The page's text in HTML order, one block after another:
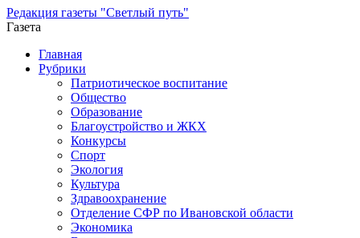
Редакция газеты "Светлый путь"
Газета
Промотать
содержимому
Главная
Рубрики
Патриотическое воспитание
Общество
Образование
Благоустройство и ЖКХ
Конкурсы
Спорт
Экология
Культура
Здравоохранение
Отделение СФР по Ивановской области
Экономика